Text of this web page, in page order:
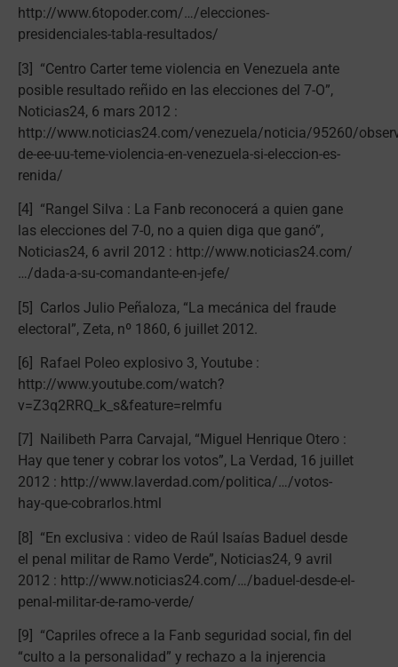
http://www.6topoder.com/…/elecciones-
presidenciales-tabla-resultados/
[3] “Centro Carter teme violencia en Venezuela ante
posible resultado reñido en las elecciones del 7-O”,
Noticias24, 6 mars 2012 :
http://www.noticias24.com/venezuela/noticia/95260/
de-ee-uu-teme-violencia-en-venezuela-si-eleccion-es-
renida/
[4] “Rangel Silva : La Fanb reconocerá a quien gane
las elecciones del 7-0, no a quien diga que ganó”,
Noticias24, 6 avril 2012 : http://www.noticias24.com/
…/dada-a-su-comandante-en-jefe/
[5] Carlos Julio Peñaloza, “La mecánica del fraude
electoral”, Zeta, nº 1860, 6 juillet 2012.
[6] Rafael Poleo explosivo 3, Youtube :
http://www.youtube.com/watch?
v=Z3q2RRQ_k_s&feature=relmfu
[7] Nailibeth Parra Carvajal, “Miguel Henrique Otero :
Hay que tener y cobrar los votos”, La Verdad, 16 juillet
2012 : http://www.laverdad.com/politica/…/votos-
hay-que-cobrarlos.html
[8] “En exclusiva : video de Raúl Isaías Baduel desde
el penal militar de Ramo Verde”, Noticias24, 9 avril
2012 : http://www.noticias24.com/…/baduel-desde-el-
penal-militar-de-ramo-verde/
[9] “Capriles ofrece a la Fanb seguridad social, fin del
“culto a la personalidad” y rechazo a la injerencia